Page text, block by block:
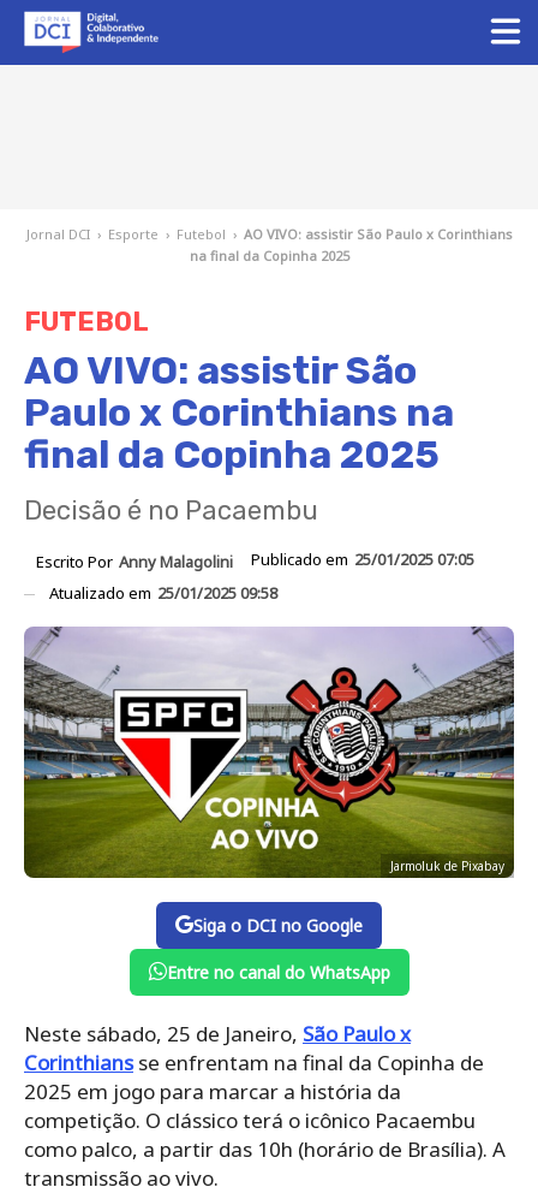
Jornal DCI › Esporte › Futebol › AO VIVO: assistir São Paulo x Corinthians
na final da Copinha 2025
FUTEBOL
AO VIVO: assistir São
Paulo x Corinthians na
final da Copinha 2025
Decisão é no Pacaembu
Escrito Por Anny Malagolini Publicado em 25/01/2025 07:05
Atualizado em 25/01/2025 09:58
Jarmoluk de Pixabay
Siga o DCI no Google
Entre no canal do WhatsApp
Neste sábado, 25 de Janeiro, São Paulo x
Corinthiansse enfrentam na final da Copinha de
2025 em jogo para marcar a história da
competição. O clássico terá o icônico Pacaembu
como palco, a partir das 10h (horário de Brasília). A
transmissão ao vivo.